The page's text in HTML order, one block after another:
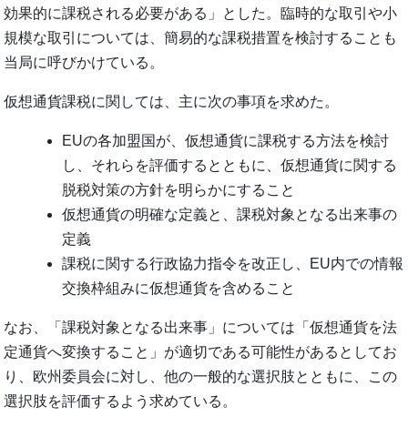
効果的に課税される必要がある」とした。臨時的な取引や小
規模な取引については、簡易的な課税措置を検討することも
当局に呼びかけている。
仮想通貨課税に関しては、主に次の事項を求めた。
EUの各加盟国が、仮想通貨に課税する方法を検討
し、それらを評価するとともに、仮想通貨に関する
脱税対策の方針を明らかにすること
仮想通貨の明確な定義と、課税対象となる出来事の
定義
課税に関する行政協力指令を改正し、EU内での情報
交換枠組みに仮想通貨を含めること
なお、「課税対象となる出来事」については「仮想通貨を法
定通貨へ変換すること」が適切である可能性があるとしてお
り、欧州委員会に対し、他の一般的な選択肢とともに、この
選択肢を評価するよう求めている。